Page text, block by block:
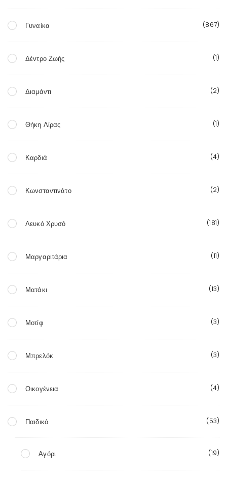
Γυναίκα (867)
Δέντρο Ζωής (1)
Διαμάντι (2)
Θήκη Λίρας (1)
Καρδιά (4)
Κωνσταντινάτο (2)
Λευκό Χρυσό (181)
Μαργαριτάρια (11)
Ματάκι (13)
Μοτίφ (3)
Μπρελόκ (3)
Οικογένεια (4)
Παιδικό (53)
Αγόρι (19)